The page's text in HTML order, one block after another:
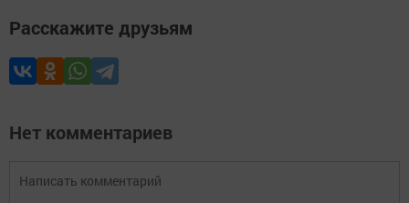
Расскажите друзьям
Нет комментариев